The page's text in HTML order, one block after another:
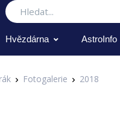
Hledat
Hvězdárna AstroInfo
Fotogalerie 2018